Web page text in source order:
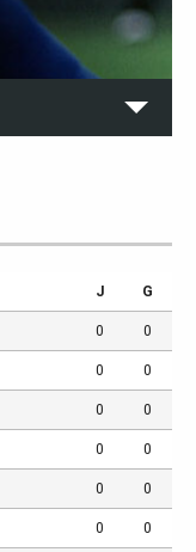
J G
0 0
0 0
0 0
0 0
0 0
0 0